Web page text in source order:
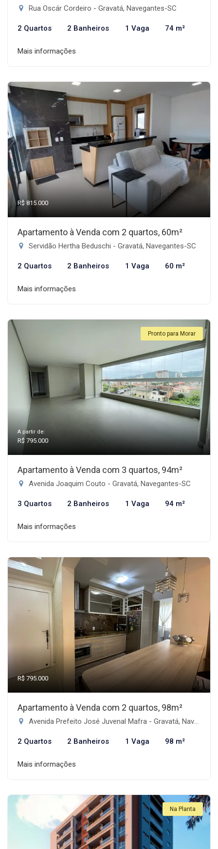
Rua Oscár Cordeiro - Gravatá, Navegantes-SC
2 Quartos 2 Banheiros 1 Vaga 74 m²
Mais informações
R$ 815.000
Apartamento à Venda com 2 quartos, 60m²
Servidão Hertha Beduschi - Gravatá, Navegantes-SC
2 Quartos 2 Banheiros 1 Vaga 60 m²
Mais informações
Pronto para Morar
A partir de:
R$ 795.000
Apartamento à Venda com 3 quartos, 94m²
Avenida Joaquim Couto - Gravatá, Navegantes-SC
3 Quartos 2 Banheiros 1 Vaga 94 m²
Mais informações
R$ 795.000
Apartamento à Venda com 2 quartos, 98m²
Avenida Prefeito José Juvenal Mafra - Gravatá, Navegantes-SC
2 Quartos 2 Banheiros 1 Vaga 98 m²
Mais informações
Na Planta